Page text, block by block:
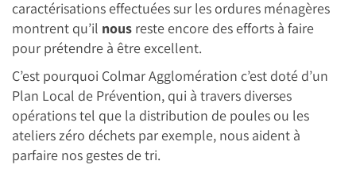
caractérisations effectuées sur les ordures ménagères
montrent qu’il nous reste encore des efforts à faire
pour prétendre à être excellent.
C’est pourquoi Colmar Agglomération c’est doté d’un
Plan Local de Prévention, qui à travers diverses
opérations tel que la distribution de poules ou les
ateliers zéro déchets par exemple, nous aident à
parfaire nos gestes de tri.